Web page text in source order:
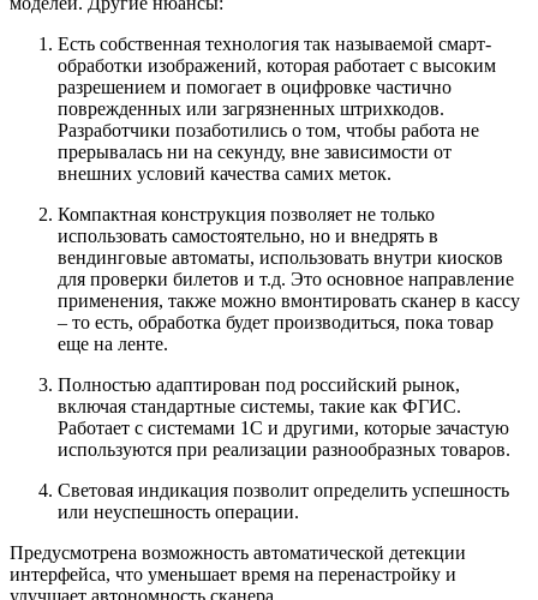
Есть собственная технология так называемой смарт-
обработки изображений, которая работает с высоким
разрешением и помогает в оцифровке частично
поврежденных или загрязненных штрихкодов.
Разработчики позаботились о том, чтобы работа не
прерывалась ни на секунду, вне зависимости от
внешних условий качества самих меток.
Компактная конструкция позволяет не только
использовать самостоятельно, но и внедрять в
вендинговые автоматы, использовать внутри киосков
для проверки билетов и т.д. Это основное направление
применения, также можно вмонтировать сканер в кассу
– то есть, обработка будет производиться, пока товар
еще на ленте.
Полностью адаптирован под российский рынок,
включая стандартные системы, такие как ФГИС.
Работает с системами 1С и другими, которые зачастую
используются при реализации разнообразных товаров.
Световая индикация позволит определить успешность
или неуспешность операции.
Предусмотрена возможность автоматической детекции
интерфейса, что уменьшает время на перенастройку и